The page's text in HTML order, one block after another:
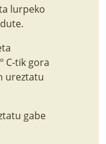
lurpeko
C-tik gora
ureztatu
gabe